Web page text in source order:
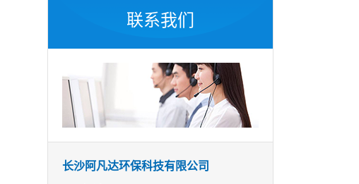
联系我们
长沙阿凡达环保科技有限公司